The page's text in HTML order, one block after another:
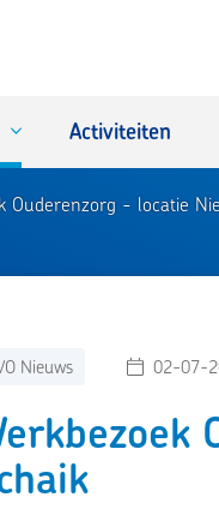
Activiteiten
Ouderenzorg - locatie
Nieuws 02-07-